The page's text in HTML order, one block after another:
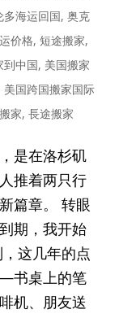
多海运回国, 奥克
价格, 短途搬家,
到中国, 美国搬家
美国跨国搬家国际
家, 長途搬家
是在洛杉矶
推着两只行
篇章。 转眼
期，我开始
这几年的点
书桌上的笔
机、朋友送